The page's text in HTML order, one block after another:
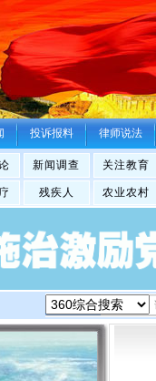
投诉报料 律师说法
新闻调查 关注教育
残疾人 农业农村